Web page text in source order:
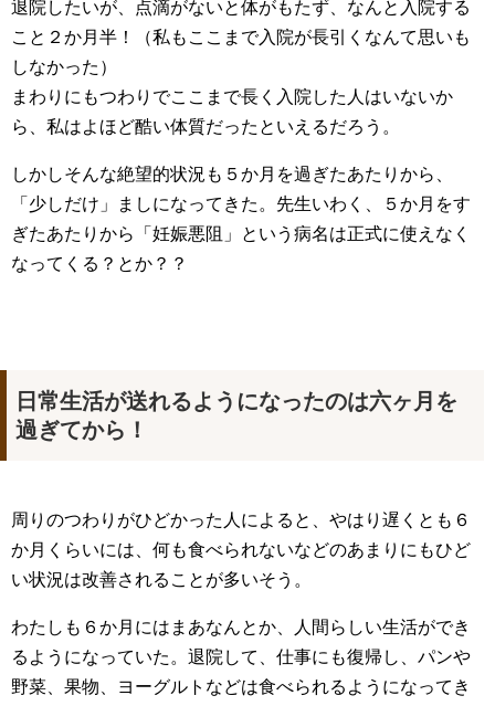
退院したいが、点滴がないと体がもたず、なんと入院する
こと２か月半！（私もここまで入院が長引くなんて思いも
しなかった）
まわりにもつわりでここまで長く入院した人はいないか
ら、私はよほど酷い体質だったといえるだろう。
しかしそんな絶望的状況も５か月を過ぎたあたりから、
「少しだけ」ましになってきた。先生いわく、５か月をす
ぎたあたりから「妊娠悪阻」という病名は正式に使えなく
なってくる？とか？？
日常生活が送れるようになったのは六ヶ月を
過ぎてから！
周りのつわりがひどかった人によると、やはり遅くとも６
か月くらいには、何も食べられないなどのあまりにもひど
い状況は改善されることが多いそう。
わたしも６か月にはまあなんとか、人間らしい生活ができ
るようになっていた。退院して、仕事にも復帰し、パンや
野菜、果物、ヨーグルトなどは食べられるようになってき